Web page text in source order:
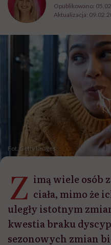
Opublikowano:
Aktualizacja:
Fot. Getty Images
Z imą wiele osób
ciała, mimo że
uległy istotnym
kwestia braku
sezonowych zmian